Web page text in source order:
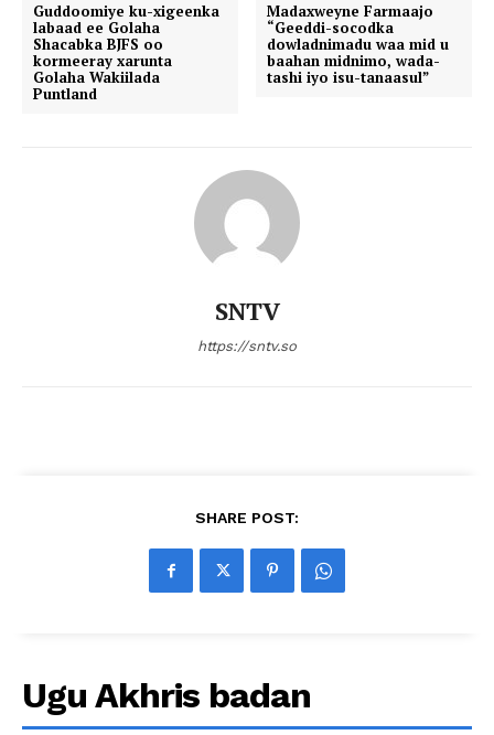
Guddoomiye ku-xigeenka
labaad ee Golaha
Shacabka BJFS oo
kormeeray xarunta
Golaha Wakiilada
Puntland
Madaxweyne Farmaajo
“Geeddi-socodka
dowladnimadu waa mid u
baahan midnimo, wada-
tashi iyo isu-tanaasul”
SNTV
https://sntv.so
SHARE POST:
Ugu Akhris badan